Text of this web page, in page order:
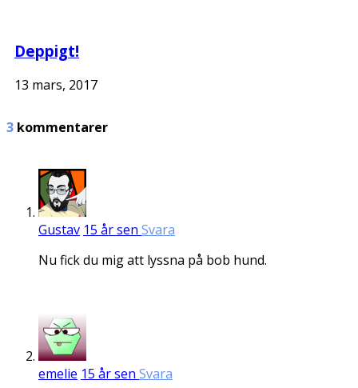
Deppigt!
13 mars, 2017
3 kommentarer
Gustav 15 år sen Svara
Nu fick du mig att lyssna på bob hund.
emelie 15 år sen Svara